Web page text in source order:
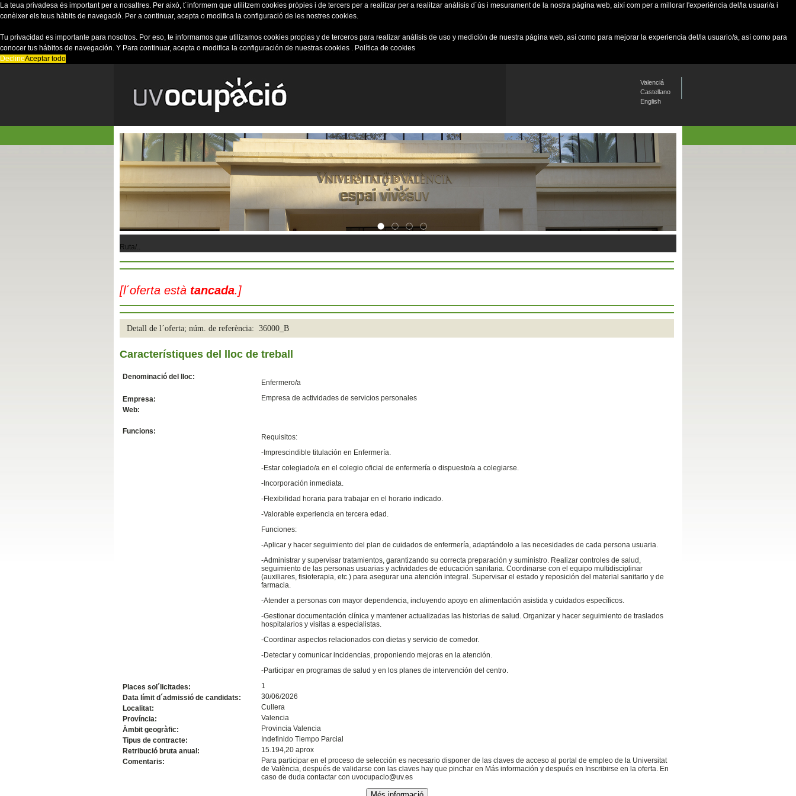
La teua privadesa és important per a nosaltres. Per això, t´informem que utilitzem cookies pròpies i de tercers per a realitzar per a realitzar anàlisis d´ús i mesurament de la nostra pàgina web, així com per a millorar l'experiència del/la usuari/a i
conèixer els teus hàbits de navegació. Per a continuar, acepta o modifica la configuració de les nostres cookies.
Tu privacidad es importante para nosotros. Por eso, te informamos que utilizamos cookies propias y de terceros para realizar análisis de uso y medición de nuestra página web, así como para mejorar la experiencia del/la usuario/a, así como para
conocer tus hábitos de navegación. Y Para continuar, acepta o modifica la configuración de nuestras cookies . Política de cookies
DeclineAceptar todo
Valenciá
Castellano
English
Slide01
Ruta/..
[l´oferta està tancada.]
Detall de l´oferta; núm. de referència: 36000_B
Característiques del lloc de treball
Denominació del lloc:
Enfermero/a
Empresa:
Empresa de actividades de servicios personales
Web:
Funcions:
Requisitos:
-Imprescindible titulación en Enfermería.
-Estar colegiado/a en el colegio oficial de enfermería o dispuesto/a a colegiarse.
-Incorporación inmediata.
-Flexibilidad horaria para trabajar en el horario indicado.
-Valorable experiencia en tercera edad.
Funciones:
-Aplicar y hacer seguimiento del plan de cuidados de enfermería, adaptándolo a las necesidades de cada persona usuaria.
-Administrar y supervisar tratamientos, garantizando su correcta preparación y suministro. Realizar controles de salud,
seguimiento de las personas usuarias y actividades de educación sanitaria. Coordinarse con el equipo multidisciplinar
(auxiliares, fisioterapia, etc.) para asegurar una atención integral. Supervisar el estado y reposición del material sanitario y de
farmacia.
-Atender a personas con mayor dependencia, incluyendo apoyo en alimentación asistida y cuidados específicos.
-Gestionar documentación clínica y mantener actualizadas las historias de salud. Organizar y hacer seguimiento de traslados
hospitalarios y visitas a especialistas.
-Coordinar aspectos relacionados con dietas y servicio de comedor.
-Detectar y comunicar incidencias, proponiendo mejoras en la atención.
-Participar en programas de salud y en los planes de intervención del centro.
Places sol´licitades:
1
Data límit d´admissió de candidats:
30/06/2026
Localitat:
Cullera
Província:
Valencia
Àmbit geogràfic:
Provincia Valencia
Tipus de contracte:
Indefinido Tiempo Parcial
Retribució bruta anual:
15.194,20 aprox
Comentaris:
Para participar en el proceso de selección es necesario disponer de las claves de acceso al portal de empleo de la Universitat
de València, después de validarse con las claves hay que pinchar en Más información y después en Inscribirse en la oferta. En
caso de duda contactar con uvocupacio@uv.es